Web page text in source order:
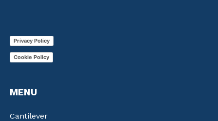
Privacy Policy
Cookie Policy
MENU
Cantilever